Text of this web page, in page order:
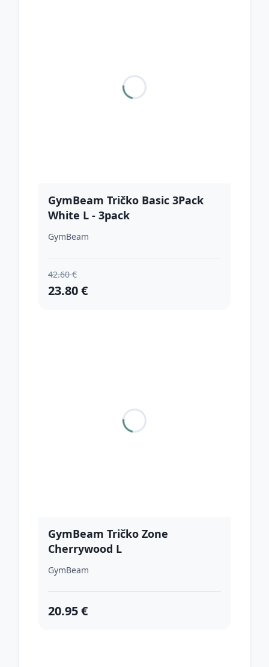
GymBeam Tričko Basic 3Pack
White L - 3pack
GymBeam
42.60 €
23.80 €
GymBeam Tričko Zone
Cherrywood L
GymBeam
20.95 €